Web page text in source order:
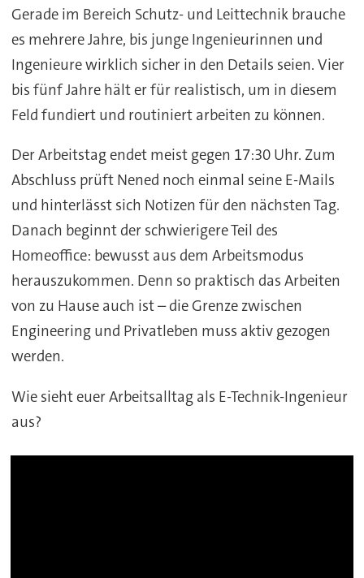
Gerade im Bereich Schutz- und Leittechnik brauche
es mehrere Jahre, bis junge Ingenieurinnen und
Ingenieure wirklich sicher in den Details seien. Vier
bis fünf Jahre hält er für realistisch, um in diesem
Feld fundiert und routiniert arbeiten zu können.
Der Arbeitstag endet meist gegen 17:30 Uhr. Zum
Abschluss prüft Nened noch einmal seine E-Mails
und hinterlässt sich Notizen für den nächsten Tag.
Danach beginnt der schwierigere Teil des
Homeoffice: bewusst aus dem Arbeitsmodus
herauszukommen. Denn so praktisch das Arbeiten
von zu Hause auch ist – die Grenze zwischen
Engineering und Privatleben muss aktiv gezogen
werden.
Wie sieht euer Arbeitsalltag als E-Technik-Ingenieur
aus?